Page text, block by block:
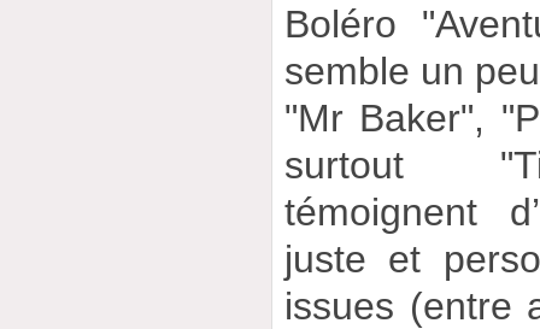
Boléro
semble un
"Mr Baker",
surtout
témoignent
juste et
issues (entre